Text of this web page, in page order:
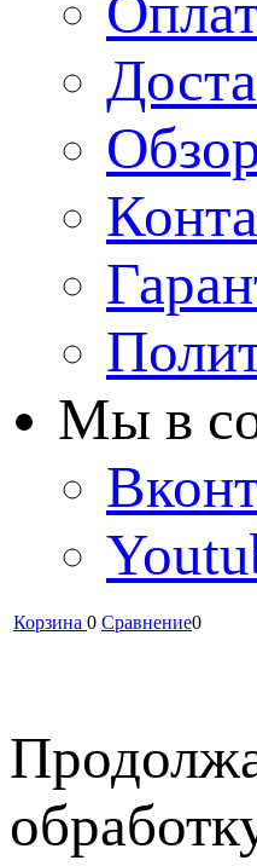
Мы в
Корзина 0 Сравнение0